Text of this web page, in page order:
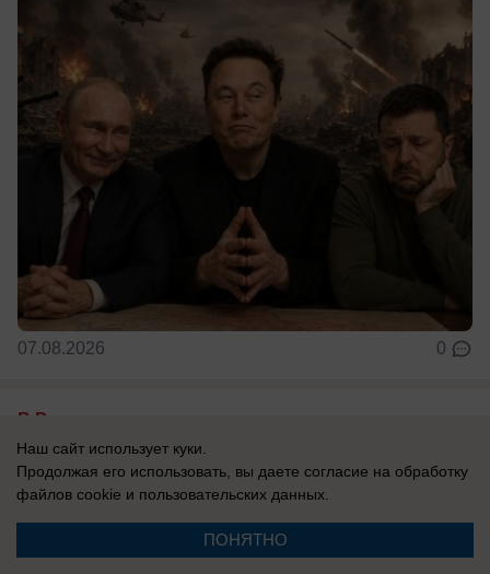
07.08.2026 0
В России
Хотела доказать, что ей все можно: экс-
участница «ДОМа-2» вновь попала под
арест после голой прогулки
На свободе она пробыла всего 10 секунд
Наш сайт использует куки.
Продолжая его использовать, вы даете согласие на обработку
файлов cookie и пользовательских данных.
ПОНЯТНО